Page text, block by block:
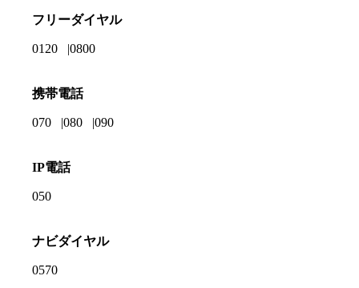
フリーダイヤル
0120 0800
携帯電話
070 080 090
IP電話
050
ナビダイヤル
0570